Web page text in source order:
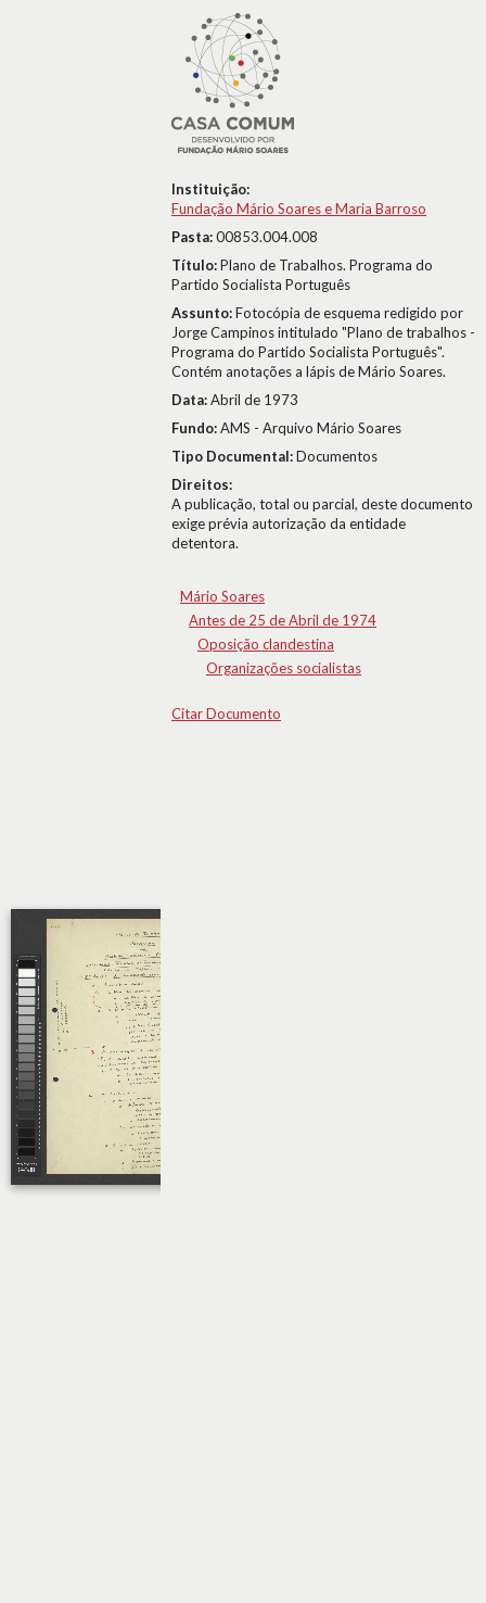
Instituição:
Fundação Mário Soares e Maria Barroso
Pasta:00853.004.008
Título:Plano de Trabalhos. Programa do
Partido Socialista Português
Assunto:Fotocópia de esquema redigido por
Jorge Campinos intitulado "Plano de trabalhos -
Programa do Partido Socialista Português".
Contém anotações a lápis de Mário Soares.
Data:Abril de 1973
Fundo:AMS - Arquivo Mário Soares
Tipo Documental:Documentos
Direitos:
A publicação, total ou parcial, deste documento
exige prévia autorização da entidade
detentora.
Mário Soares
Antes de 25 de Abril de 1974
Oposição clandestina
Organizações socialistas
Citar Documento